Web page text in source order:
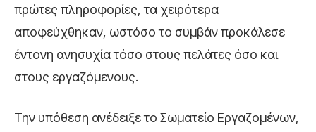
πρώτες πληροφορίες, τα χειρότερα
αποφεύχθηκαν, ωστόσο το συμβάν προκάλεσε
έντονη ανησυχία τόσο στους πελάτες όσο και
στους εργαζόμενους.
Την υπόθεση ανέδειξε το Σωματείο Εργαζομένων,